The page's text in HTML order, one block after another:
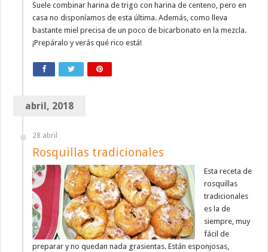
Suele combinar harina de trigo con harina de centeno, pero en
casa no disponíamos de esta última. Además, como lleva
bastante miel precisa de un poco de bicarbonato en la mezcla.
¡Prepáralo y verás qué rico está!
abril, 2018
28 abril
Rosquillas tradicionales
Esta receta de
rosquillas
tradicionales
es la de
siempre, muy
fácil de
preparar y no quedan nada grasientas. Están esponjosas,